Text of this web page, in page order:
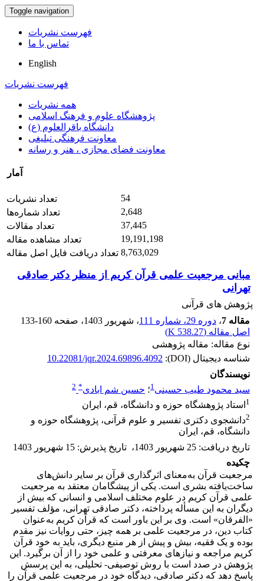
Toggle navigation
فهرست نشریات
تماس با ما
English
فهرست نشریات
همه نشریات
پژوهشگاه علوم و فرهنگ اسلامی
دانشگاه باقرالعلوم (ع)
معاونت فرهنگی تبلیغی
معاونت فضای مجازی ، هنر و رسانه
آمار
تعداد نشریات
54
تعداد شماره‌ها
2,648
تعداد مقالات
37,445
تعداد مشاهده مقاله
19,191,198
تعداد دریافت فایل اصل مقاله 8,763,029
مبانی مرجعیت علمی قرآن کریم از منظر دکتر صادقی
تهرانی
پژوهش های قرآنی
مقاله 7
، دوره 29، شماره 111 ، شهریور 1403 ، صفحه 133-160
اصل مقاله (538.27 K
)
نوع مقاله: مقاله پژوهشی
شناسه دیجیتال (DOI):
10.22081/jqr.2024.69896.4092
نویسندگان
سید محمود طیب حسینی 1؛ حسین شم ابادی*
2
1 استاد پژوهشگاه حوزه و دانشگاه، قم، ایران
2دانشجوی دکتری تفسیر و علوم قرآنی، پژوهشگاه حوزه و
دانشگاه، قم، ایران
تاریخ دریافت: 25 شهریور 1403 ، تاریخ پذیرش: 15 شهریور 1403
چکیده
مرجعیت قرآن به‌معنای اثرگذاری قرآن بر سایر دانش‌های
ساخت‌یافته بشری است. یکی از پیشگامان معتقد به مرجعیت
علمی قرآن کریم در علوم مختلف اسلامی و انسانی که بیش از
دیگران به این مسأله پرداخته، دکتر صادقی تهرانی، مؤلف تفسیر
«الفرقان» است. وی بر این باور است که قرآن کریم به‌عنوان
کتاب دین، در مرجعیت علمی بر همه چیز، حتی روایات نیز مقدم
بوده و یک فقیه، بیش و پیش از هر منبع دیگری، باید به خود قرآن
کریم مراجعه و نیازهای معرفتی و علمی خود را از آن برگیرد. این
پژوهش در صدد است با روش توصیفی- تحلیلی، به این پرسش
پاسخ دهد که دکتر صادقی، دیدگاه خود در مرجعیت علمی قرآن را